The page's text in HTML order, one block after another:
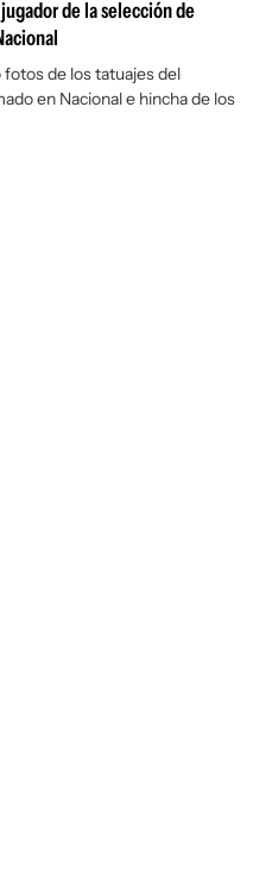
de la selección de
fotos de los tatuajes del
en Nacional e hincha de los